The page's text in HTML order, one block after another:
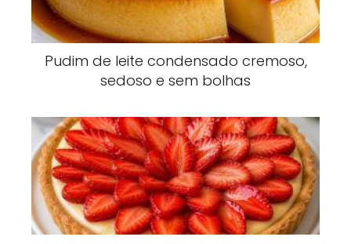
Pudim de leite condensado cremoso,
sedoso e sem bolhas